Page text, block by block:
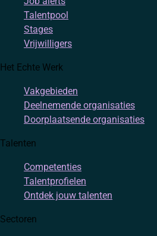
Talentpool
Stages
Vrijwilligers
Het Echte Werk
Vakgebieden
Deelnemende organisaties
Doorplaatsende organisaties
Talenten
Competenties
Talentprofielen
Ontdek jouw talenten
Sectoren